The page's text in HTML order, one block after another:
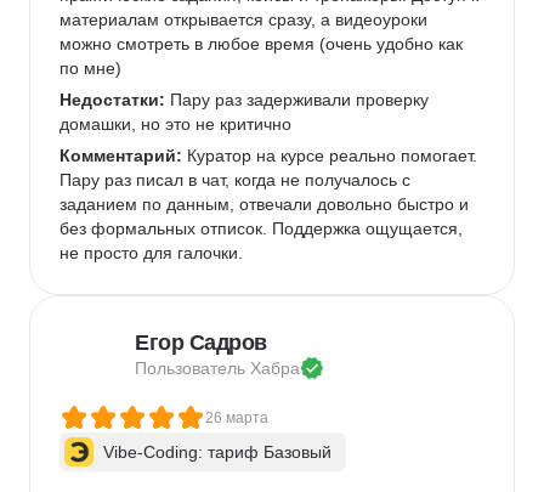
материалам открывается сразу, а видеоуроки
можно смотреть в любое время (очень удобно как
по мне)
Недостатки: Пару раз задерживали проверку
домашки, но это не критично
Комментарий: Куратор на курсе реально помогает.
Пару раз писал в чат, когда не получалось с
заданием по данным, отвечали довольно быстро и
без формальных отписок. Поддержка ощущается,
не просто для галочки.
Егор Садров
Пользователь Хабра
26 марта
Vibe-Coding: тариф Базовый